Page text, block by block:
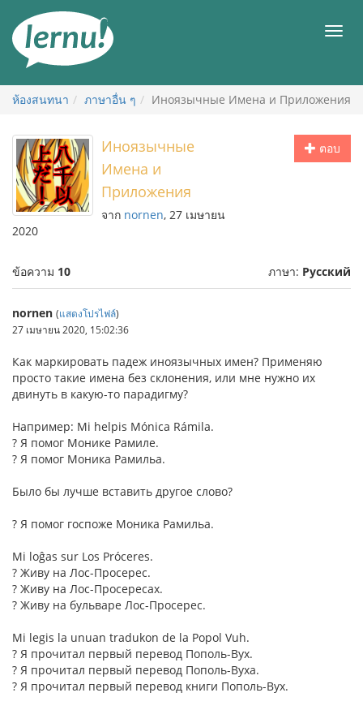
สารบัญ
เมนู
ห้องสนทนา ภาษาอื่น ๆ Иноязычные Имена и Приложения
ตอบ
Иноязычные
Имена и
Приложения
จาก nornen, 27 เมษายน
2020
ข้อความ 10 ภาษา: Русский
nornen (แสดงโปรไฟล์)
27 เมษายน 2020, 15:02:36
Как маркировать падеж иноязычных имен? Применяю
просто такие имена без склонения, или мне нужно их
двинуть в какую-то парадигму?
Например: Mi helpis Mónica Rámila.
? Я помог Монике Рамиле.
? Я помог Моника Рамильа.
Было бы лучше вставить другое слово?
? Я помог госпоже Моника Рамильа.
Mi loĝas sur Los Próceres.
? Живу на Лос-Просерес.
? Живу на Лос-Просересах.
? Живу на бульваре Лос-Просерес.
Mi legis la unuan tradukon de la Popol Vuh.
? Я прочитал первый перевод Пополь-Вух.
? Я прочитал первый перевод Пополь-Вуха.
? Я прочитал первый перевод книги Пополь-Вух.